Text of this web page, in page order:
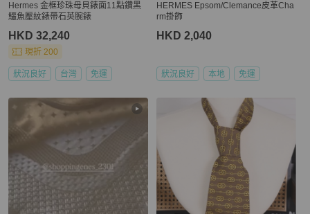
Hermes 金框珍珠母貝錶面11點鑽黑
鱷魚壓紋錶帶石英腕錶
HKD 32,240
現折 200
狀況良好 台灣 免運
HERMES Epsom/Clemance皮革Cha
rm掛飾
HKD 2,040
狀況良好 本地 免運